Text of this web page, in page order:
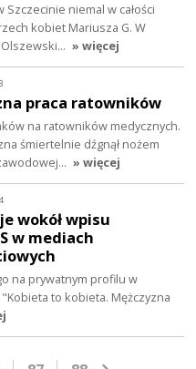
Szczecinie niemal w całości
kobiet Mariusza G. W
» więcej
praca ratowników
na ratowników medycznych.
śmiertelnie dźgnął nożem
» więcej
wokół wpisu
w mediach
na prywatnym profilu w
to kobieta. Mężczyzna